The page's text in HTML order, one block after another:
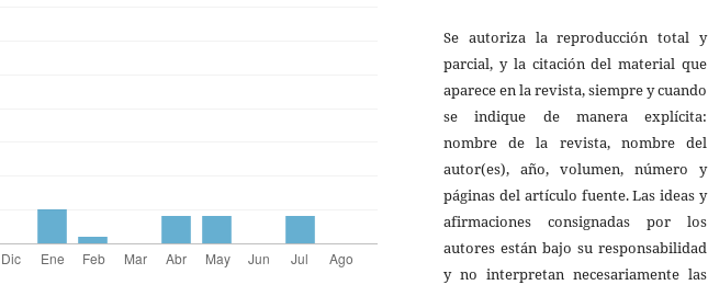
Se autoriza la reproducción total y
parcial, y la citación del material que
aparece en la revista, siempre y cuando
se indique de manera explícita:
nombre de la revista, nombre del
autor(es), año, volumen, número y
páginas del artículo fuente. Las ideas y
afirmaciones consignadas por los
autores están bajo su responsabilidad
y no interpretan necesariamente las